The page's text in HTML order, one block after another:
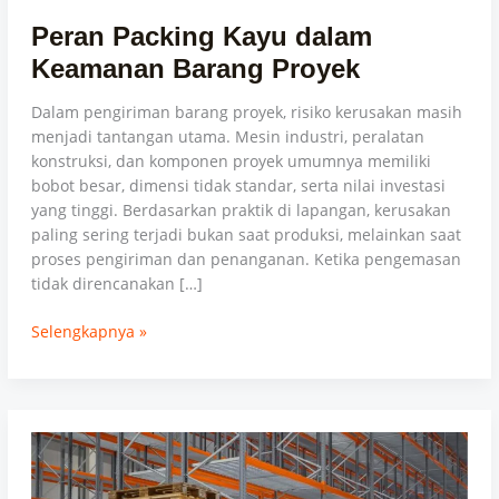
Peran Packing Kayu dalam
Keamanan Barang Proyek
Dalam pengiriman barang proyek, risiko kerusakan masih
menjadi tantangan utama. Mesin industri, peralatan
konstruksi, dan komponen proyek umumnya memiliki
bobot besar, dimensi tidak standar, serta nilai investasi
yang tinggi. Berdasarkan praktik di lapangan, kerusakan
paling sering terjadi bukan saat produksi, melainkan saat
proses pengiriman dan penanganan. Ketika pengemasan
tidak direncanakan […]
Selengkapnya »
Packing
Kayu
Adalah